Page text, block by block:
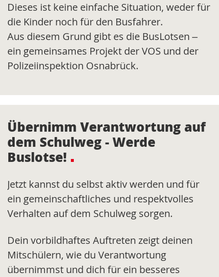
Dieses ist keine einfache Situation, weder für
die Kinder noch für den Busfahrer.
Aus diesem Grund gibt es die BusLotsen –
ein gemeinsames Projekt der VOS und der
Polizeiinspektion Osnabrück.
Übernimm Verantwortung auf
dem Schulweg - Werde
Buslotse!
Jetzt kannst du selbst aktiv werden und für
ein gemeinschaftliches und respektvolles
Verhalten auf dem Schulweg sorgen.
Dein vorbildhaftes Auftreten zeigt deinen
Mitschülern, wie du Verantwortung
übernimmst und dich für ein besseres